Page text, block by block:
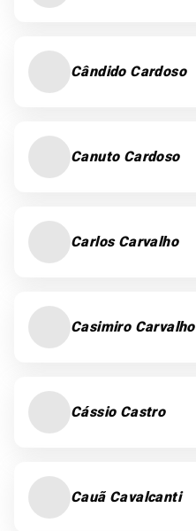
Cândido Cardoso
Canuto Cardoso
Carlos Carvalho
Casimiro Carvalho
Cássio Castro
Cauã Cavalcanti